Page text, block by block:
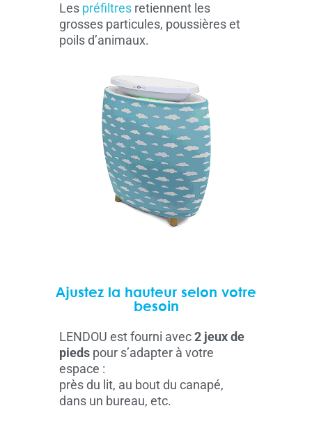
Les préfiltres retiennent les
grosses particules, poussières et
poils d’animaux.
Ajustez la hauteur selon votre
besoin
LENDOU est fourni avec2 jeux de
pieds pour s’adapter à votre
espace :
près du lit, au bout du canapé,
dans un bureau, etc.